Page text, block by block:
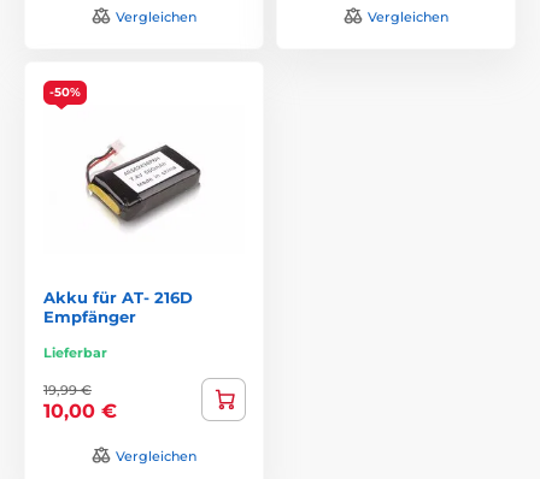
Vergleichen Vergleichen
-50%
Akku für AT- 216D
Empfänger
Lieferbar
19,99 €
10,00 €
Vergleichen